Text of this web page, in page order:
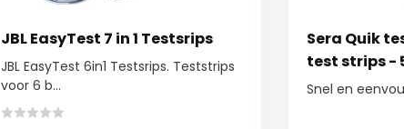
JBL EasyTest 7 in 1 Testsrips
JBL EasyTest 6in1 Testsrips. Teststrips
voor 6 b...
Sera Quik
test strips -
Snel en